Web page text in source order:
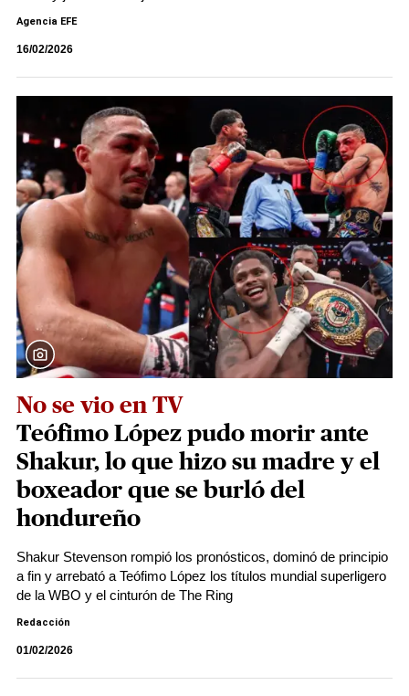
Agencia EFE
16/02/2026
No se vio en TV
Teófimo López pudo morir ante
Shakur, lo que hizo su madre y el
boxeador que se burló del
hondureño
Shakur Stevenson rompió los pronósticos, dominó de principio
a fin y arrebató a Teófimo López los títulos mundial superligero
de la WBO y el cinturón de The Ring
Redacción
01/02/2026